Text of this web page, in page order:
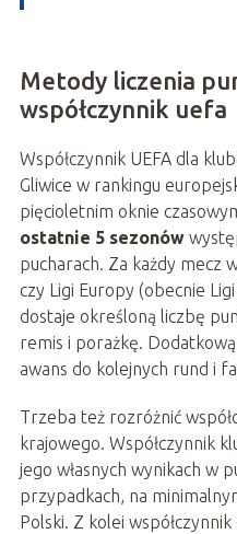
Metody liczenia
współczynnik uefa
Współczynnik UEFA dla
Gliwice w rankingu
pięcioletnim oknie
ostatnie 5 sezonów
pucharach. Za każdy mecz
czy Ligi Europy (obecnie
dostaje określoną liczbę
remis i porażkę.
awans do kolejnych rund i
Trzeba też rozróżnić
krajowego. Współczynnik
jego własnych wynikach w
przypadkach, na
Polski. Z kolei